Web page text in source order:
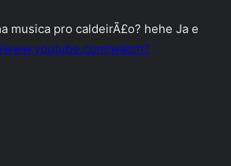
musica pro caldeirÃ£o? hehe Ja e
watch?